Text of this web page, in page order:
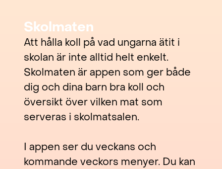
Skolmaten
Att hålla koll på vad ungarna ätit i
skolan är inte alltid helt enkelt.
Skolmaten är appen som ger både
dig och dina barn bra koll och
översikt över vilken mat som
serveras i skolmatsalen.
I appen ser du veckans och
kommande veckors menyer. Du kan